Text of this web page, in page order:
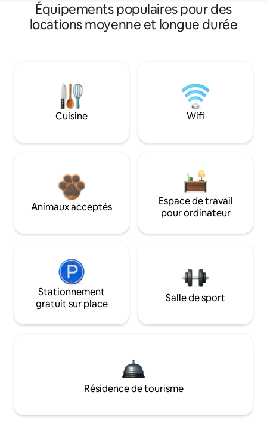
Équipements populaires pour des
locations moyenne et longue durée
Cuisine Wifi
Animaux acceptés
Espace de travail
pour ordinateur
Stationnement
gratuit sur place
Salle de sport
Résidence de tourisme